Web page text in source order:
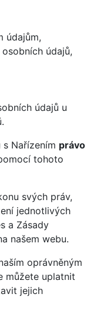
údajům,
údajů,
údajů u
Nařízením právo
tohoto
svých práv,
jednotlivých
a Zásady
našem webu.
oprávněným
můžete uplatnit
jejich